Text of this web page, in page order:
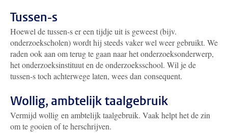
Tussen-s
Hoewel de tussen-s er een tijdje uit is geweest (bijv.
onderzoekscholen) wordt hij steeds vaker wel weer gebruikt. We
raden ook aan om terug te gaan naar het onderzoeksonderwerp,
het onderzoeksinstituut en de onderzoeksschool. Wil je de
tussen-s toch achterwege laten, wees dan consequent.
Wollig, ambtelijk taalgebruik
Vermijd wollig en ambtelijk taalgebruik. Vaak helpt het de zin
om te gooien of te herschrijven.